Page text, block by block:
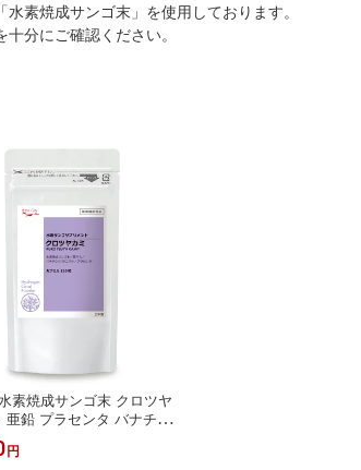
素焼成サンゴ末」を使用しております。
分にご確認ください。
水素焼成サンゴ末 クロツヤ
亜鉛 プラセンタ バナチン
白髪 薄毛 髪の毛 ヘアケ
ウム ミネラル サプリメント
円